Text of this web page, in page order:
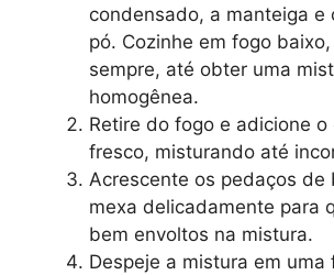
condensado, a manteiga e
pó. Cozinhe em fogo
sempre, até obter uma
homogênea.
Retire do fogo e adicione
fresco, misturando até
Acrescente os pedaços de
mexa delicadamente para
bem envoltos na mistura.
Despeje a mistura em uma